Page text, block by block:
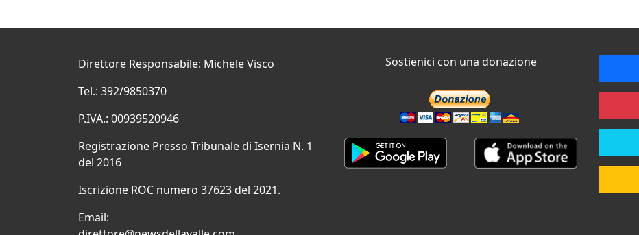
Direttore Responsabile: Michele Visco
Tel.: 392/9850370
P.IVA.: 00939520946
Registrazione Presso Tribunale di Isernia N. 1
del 2016
Iscrizione ROC numero 37623 del 2021.
Email:
Sostienici con una donazione